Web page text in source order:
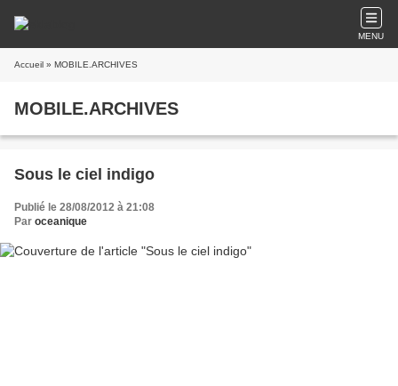
MENU
Accueil » MOBILE.ARCHIVES
MOBILE.ARCHIVES
Sous le ciel indigo
Publié le 28/08/2012 à 21:08
Par oceanique